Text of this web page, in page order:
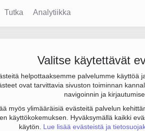
Tutka Analytiikka
Valitse käytettävät
helpottaaksemme palvelumme käyttöä
ovat tarvittavia sivuston toiminnan
navigoinnin ja
myös ylimääräisiä evästeitä palvelun
käyttökokemuksen. Hyväksymällä kaikki
käytön. Lue lisää evästeistä ja
Oy
-50 000 €. Sen päätoimiala on
Osakeyhtiö (OY).